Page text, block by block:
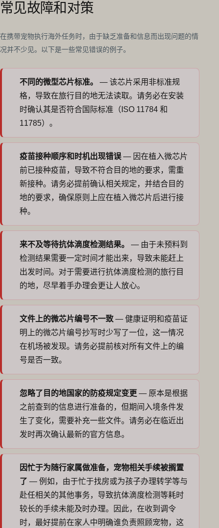
常见故障和对策
在携带宠物执行海外任务时，由于缺乏准备和信息而出现问题的情
况并不少见。以下是一些常见错误的例子。
不同的微型芯片标准。
— 该芯片采用非标准规
格，导致在旅行目的地无法读取。请务必在安装
时确认其是否符合国际标准（ISO 11784 和
11785）。
疫苗接种顺序和时机出现错误 — 因在植入微芯片
前已接种疫苗，导致不符合目的地的要求，需重
新接种。请务必提前确认相关规定，并结合目的
地的要求，确保原则上应在植入微芯片后进行接
种。
来不及等待抗体滴度检测结果。
— 由于未预料到
检测结果需要一定时间才能出来，导致未能赶上
出发时间。对于需要进行抗体滴度检测的旅行目
的地，尽早着手办理会更让人放心。
文件上的微芯片编号不一致 — 健康证明和疫苗证
明上的微芯片编号抄写时少写了一位，这一情况
在机场被发现。请务必提前核对所有文件上的编
号是否一致。
忽略了目的地国家的防疫规定变更 — 原本是根据
之前查到的信息进行准备的，但期间入境条件发
生了变化，需要补充一些文件。请务必在临近出
发时再次确认最新的官方信息。
因忙于为随行家属做准备，宠物相关手续被搁置
了 — 例如，由于忙于找房或为孩子办理转学等与
赴任相关的其他事务，导致抗体滴度检测等耗时
较长的手续未能及时办理。因此，在收到调令
时，最好提前在家人中明确谁负责照顾宠物，这